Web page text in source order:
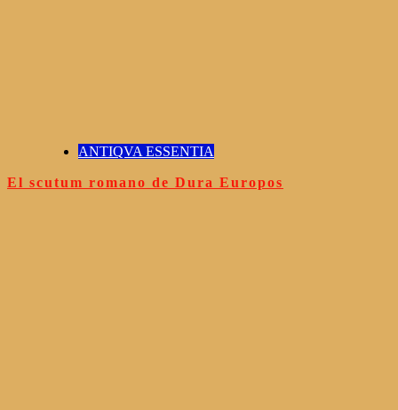
ANTIQVA ESSENTIA
El scutum romano de Dura Europos